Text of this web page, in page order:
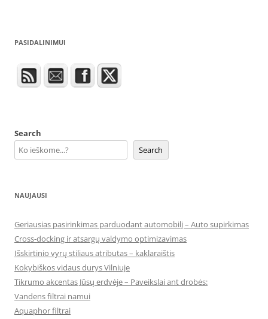
PASIDALINIMUI
Search
Search
NAUJAUSI
Geriausias pasirinkimas parduodant automobilį – Auto supirkimas
Cross-docking ir atsargų valdymo optimizavimas
Išskirtinio vyrų stiliaus atributas – kaklaraištis
Kokybiškos vidaus durys Vilniuje
Tikrumo akcentas Jūsų erdvėje – Paveikslai ant drobės:
Vandens filtrai namui
Aquaphor filtrai